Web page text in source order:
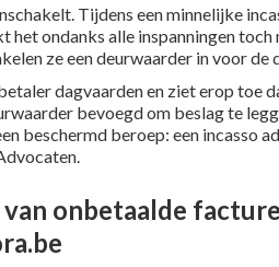
Tijdens een minnelijke
het ondanks alle inspanningen
ze een deurwaarder in voor de
dagvaarden en ziet erop toe
bevoegd om beslag te
beschermd beroep: een incasso
van onbetaalde